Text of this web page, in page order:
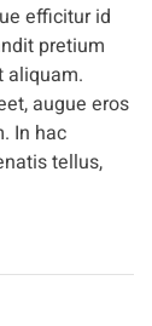
efficitur id
pretium
aliquam.
augue eros
In hac
tellus,